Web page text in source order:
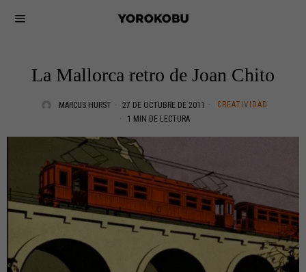
La Mallorca retro de Joan Chito
MARCUS HURST 27 DE OCTUBRE DE 2011
CREATIVIDAD
1 MIN DE LECTURA